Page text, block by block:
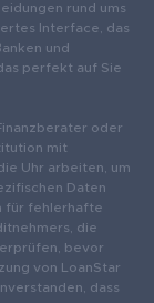
rund ums
Interface, das
und
perfekt auf Sie
oder
mit
Uhr arbeiten, um
Daten
für fehlerhafte
die
bevor
von LoanStar
dass